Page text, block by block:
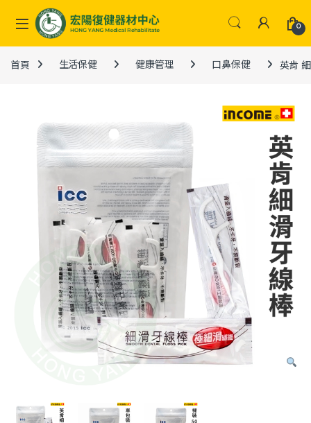
Skip to navigation
Skip to content
0
首頁 生活保健 健康管理 口鼻保健 英肯